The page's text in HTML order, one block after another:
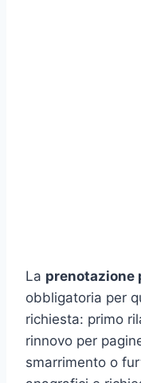
La prenotazione
obbligatoria per
richiesta: primo
rinnovo per
smarrimento o